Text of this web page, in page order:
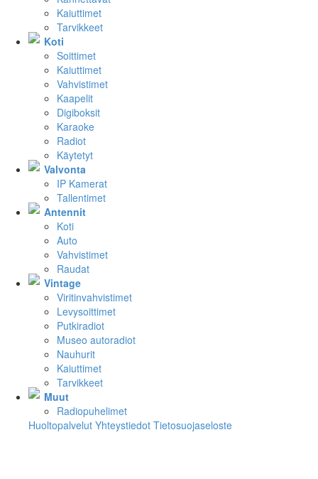
Kaiuttimet
Tarvikkeet
Koti
Soittimet
Kaiuttimet
Vahvistimet
Kaapelit
Digiboksit
Karaoke
Radiot
Käytetyt
Valvonta
IP Kamerat
Tallentimet
Antennit
Koti
Auto
Vahvistimet
Raudat
Vintage
Viritinvahvistimet
Levysoittimet
Putkiradiot
Museo autoradiot
Nauhurit
Kaiuttimet
Tarvikkeet
Muut
Radiopuhelimet
Huoltopalvelut Yhteystiedot Tietosuojaseloste